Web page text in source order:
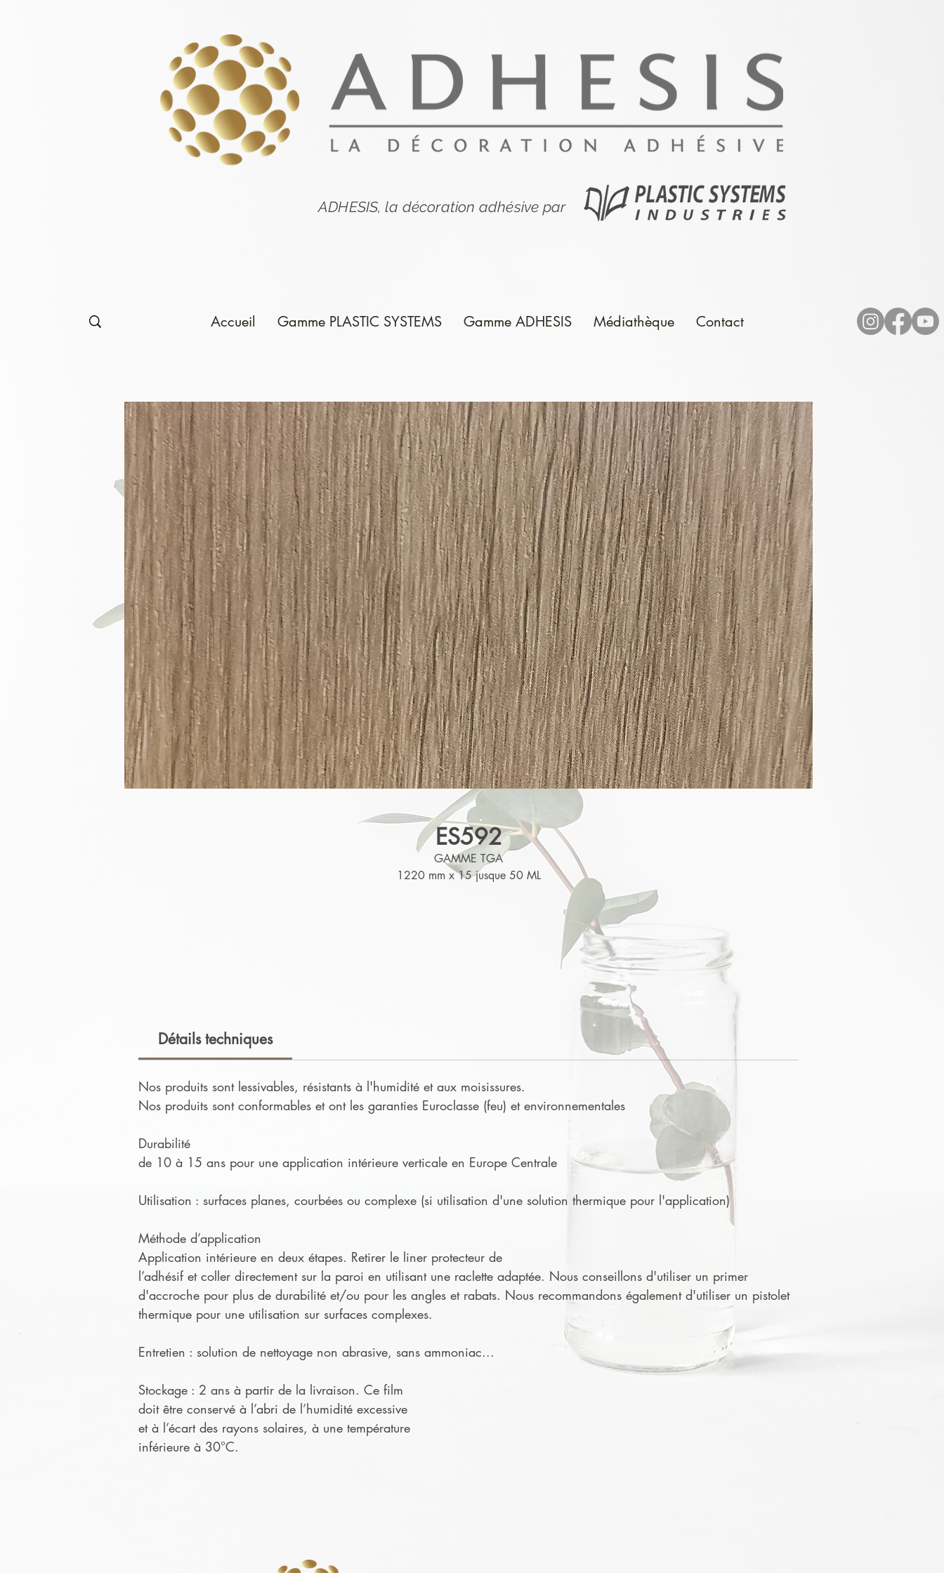
ADHESIS, la décoration adhésive par
Accueil Gamme PLASTIC SYSTEMS Gamme ADHESIS Médiathèque Contact
ES592
GAMME TGA
1220 mm x 15 jusque 50 ML
Détails techniques
Nos produits sont lessivables, résistants à l'humidité et aux moisissures.
Nos produits sont conformables et ont les garanties Euroclasse (feu) et environnementales
Durabilité
de 10 à 15 ans pour une application intérieure verticale en Europe Centrale
Utilisation : surfaces planes, courbées ou complexe (si utilisation d'une solution thermique pour l'application)
Méthode d’application
Application intérieure en deux étapes. Retirer le liner protecteur de
l’adhésif et coller directement sur la paroi en utilisant une raclette adaptée. Nous conseillons d'utiliser un primer
d'accroche pour plus de durabilité et/ou pour les angles et rabats. Nous recommandons également d'utiliser un pistolet
thermique pour une utilisation sur surfaces complexes.
Entretien : solution de nettoyage non abrasive, sans ammoniac...
Stockage : 2 ans à partir de la livraison. Ce film
doit être conservé à l’abri de l’humidité excessive
et à l’écart des rayons solaires, à une température
inférieure à 30°C.